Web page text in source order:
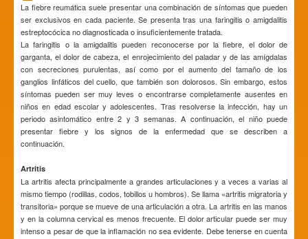
La fiebre reumática suele presentar una combinación de síntomas que pueden
ser exclusivos en cada paciente. Se presenta tras una faringitis o amigdalitis
estreptocócica no diagnosticada o insuficientemente tratada.
La faringitis o la amigdalitis pueden reconocerse por la fiebre, el dolor de
garganta, el dolor de cabeza, el enrojecimiento del paladar y de las amígdalas
con secreciones purulentas, así como por el aumento del tamaño de los
ganglios linfáticos del cuello, que también son dolorosos. Sin embargo, estos
síntomas pueden ser muy leves o encontrarse completamente ausentes en
niños en edad escolar y adolescentes. Tras resolverse la infección, hay un
periodo asintomático entre 2 y 3 semanas. A continuación, el niño puede
presentar fiebre y los signos de la enfermedad que se describen a
continuación.
Artritis
La artritis afecta principalmente a grandes articulaciones y a veces a varias al
mismo tiempo (rodillas, codos, tobillos u hombros). Se llama «artritis migratoria y
transitoria» porque se mueve de una articulación a otra. La artritis en las manos
y en la columna cervical es menos frecuente. El dolor articular puede ser muy
intenso a pesar de que la inflamación no sea evidente. Debe tenerse en cuenta